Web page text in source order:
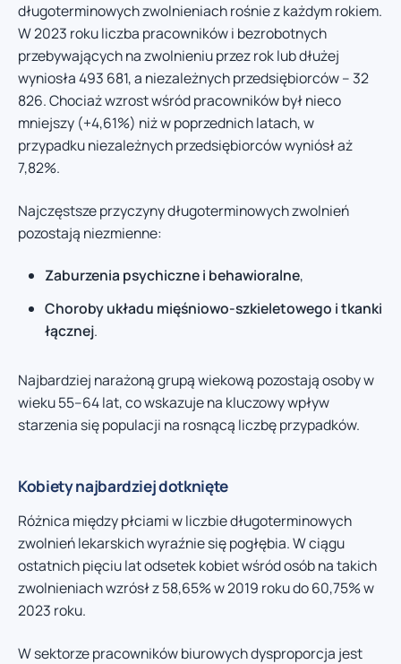
długoterminowych zwolnieniach rośnie z każdym rokiem.
W 2023 roku liczba pracowników i bezrobotnych
przebywających na zwolnieniu przez rok lub dłużej
wyniosła 493 681, a niezależnych przedsiębiorców – 32
826. Chociaż wzrost wśród pracowników był nieco
mniejszy (+4,61%) niż w poprzednich latach, w
przypadku niezależnych przedsiębiorców wyniósł aż
7,82%.
Najczęstsze przyczyny długoterminowych zwolnień
pozostają niezmienne:
Zaburzenia psychiczne i behawioralne,
Choroby układu mięśniowo-szkieletowego i tkanki
łącznej.
Najbardziej narażoną grupą wiekową pozostają osoby w
wieku 55–64 lat, co wskazuje na kluczowy wpływ
starzenia się populacji na rosnącą liczbę przypadków.
Kobiety najbardziej dotknięte
Różnica między płciami w liczbie długoterminowych
zwolnień lekarskich wyraźnie się pogłębia. W ciągu
ostatnich pięciu lat odsetek kobiet wśród osób na takich
zwolnieniach wzrósł z 58,65% w 2019 roku do 60,75% w
2023 roku.
W sektorze pracowników biurowych dysproporcja jest